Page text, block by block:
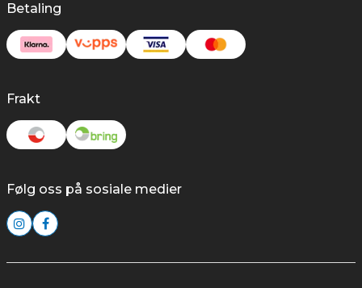
Betaling
Frakt
Følg oss på sosiale medier